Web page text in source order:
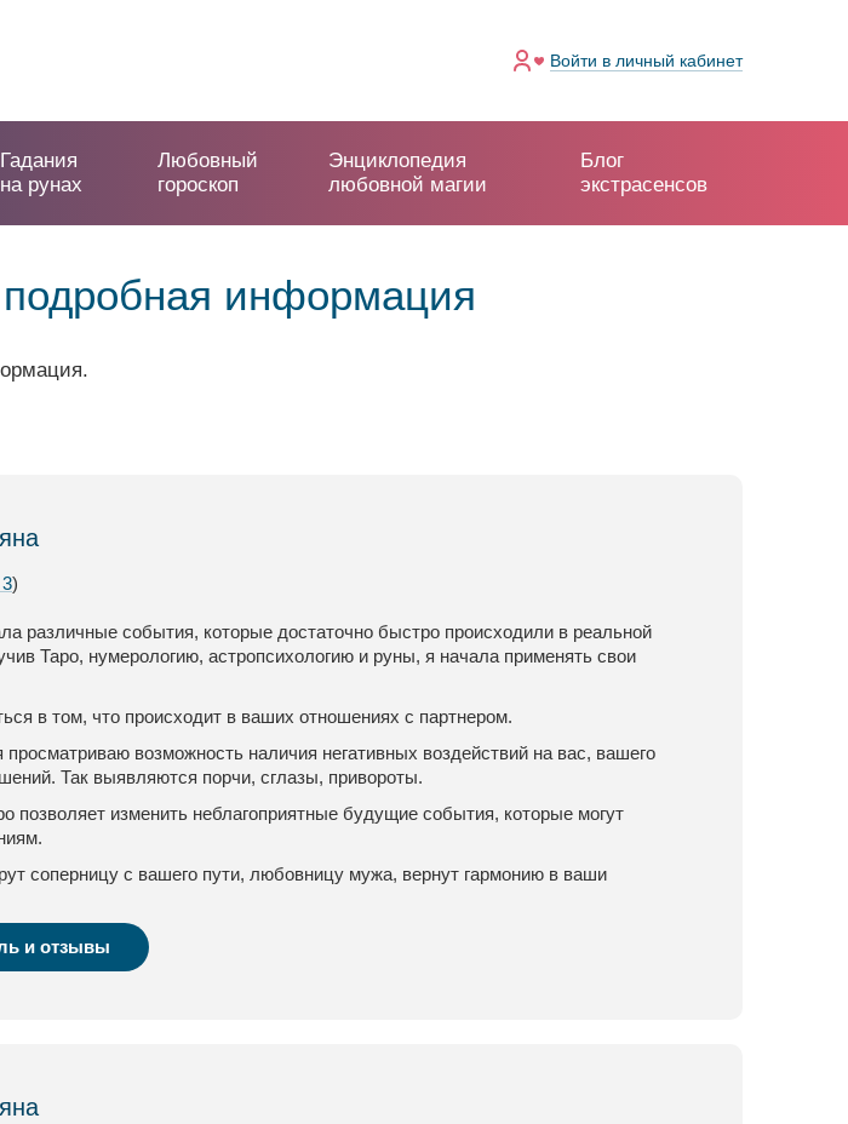
Войти в личный кабинет
Гадания
на рунах
Любовный
гороскоп
Энциклопедия
любовной магии
Блог
экстрасенсов
информация
)
различные события, которые достаточно быстро происходили в реальной
Таро, нумерологию, астропсихологию и руны, я начала применять свои
в том, что происходит в ваших отношениях с партнером.
возможность наличия негативных воздействий на вас, вашего
Так выявляются порчи, сглазы, привороты.
позволяет изменить неблагоприятные будущие события, которые могут
соперницу с вашего пути, любовницу мужа, вернут гармонию в ваши
и отзывы